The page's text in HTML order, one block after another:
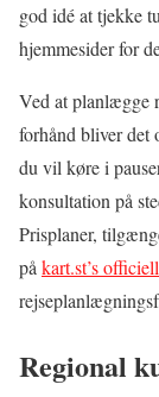
god idé at tjekke
hjemmesider for
Ved at planlægge
forhånd bliver det
du vil køre i
konsultation på
Prisplaner,
på kart.st’s
Regional